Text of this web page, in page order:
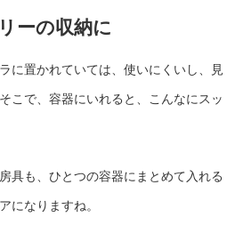
ーの収納に
に置かれていては、使いにくいし、見
こで、容器にいれると、こんなにスッ
具も、ひとつの容器にまとめて入れる
になりますね。